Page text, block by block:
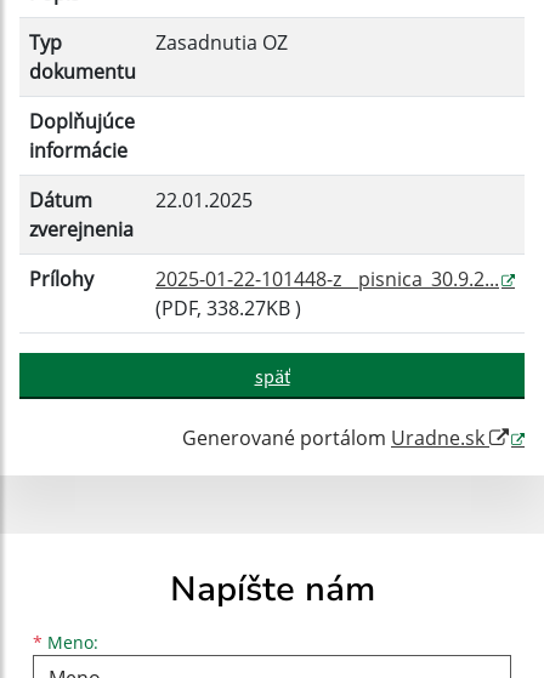
Filtrovať
Typ
dokumentu
Zasadnutia OZ
Doplňujúce
informácie
Dátum
zverejnenia
22.01.2025
Prílohy
2025-01-22-101448-z__pisnica_30.9.2...
(PDF, 338.27KB )
späť
Generované portálom Uradne.sk
Napíšte nám
* Meno:
Meno
Priezvisko
E-mailová adresa